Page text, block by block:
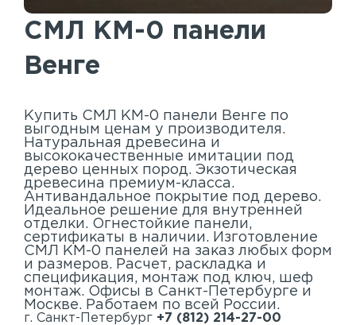
Реечный потолок
Индивидуальные решения
СМЛ КМ-0 панели
Венге
Купить СМЛ КМ-0 панели Венге по
выгодным ценам у производителя.
Натуральная древесина и
высококачественные имитации под
дерево ценных пород. Экзотическая
древесина премиум-класса.
Антивандальное покрытие под дерево.
Идеальное решение для внутренней
отделки. Огнестойкие панели,
сертификаты в наличии. Изготовление
СМЛ КМ-0 панелей на заказ любых форм
и размеров. Расчет, раскладка и
спецификация, монтаж под ключ, шеф
монтаж. Офисы в Санкт-Петербурге и
Москве. Работаем по всей России.
г. Санкт-Петербург +7 (812) 214-27-00